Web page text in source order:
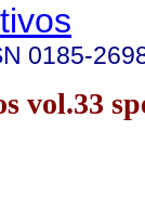
0185-
vol.33